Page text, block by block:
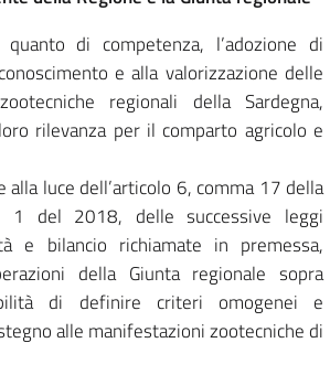
di competenza, l’adozione di
e alla valorizzazione delle
regionali della Sardegna,
rilevanza per il comparto agricolo e
alla luce dell’articolo 6, comma 17 della
1 del 2018, delle successive leggi
e bilancio richiamate in premessa,
della Giunta regionale sopra
di definire criteri omogenei e
alle manifestazioni zootecniche di